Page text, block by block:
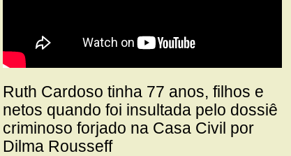
Ruth Cardoso tinha 77 anos, filhos e
netos quando foi insultada pelo dossiê
criminoso forjado na Casa Civil por
Dilma Rousseff